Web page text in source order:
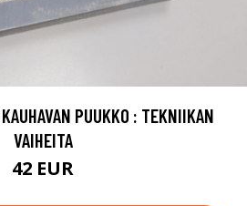
PUUKKO : TEKNIIKAN
VAIHEITA
42 EUR